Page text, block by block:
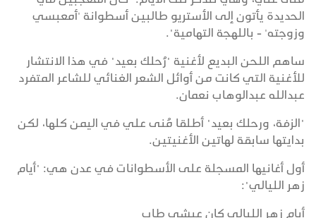
الحديدة يأتون إلى الأستريو طالبين أسطوانة 'أمعبسي
وزوجته' - باللهجة التهامية".
ساهم اللحن البديع لأغنية "رُحلك بعيد" في هذا الانتشار
للأغنية التي كانت من أوائل الشعر الغنائي للشاعر المتفرد
عبدالله عبدالوهاب نعمان.
"الزفة، ورحلك بعيد" أطلقا مُنى علي في اليمن كلها، لكن
بدايتها سابقة لهاتين الأغنيتين.
أول أغانيها المسجلة على الأسطوانات في عدن هي: "أيام
زهر الليالي":
أيام زهر الليالي كان عيشي طاب